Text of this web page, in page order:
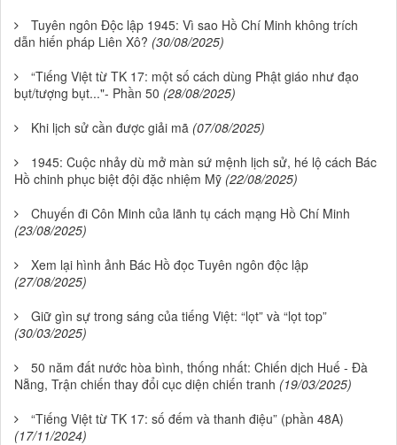
Tuyên ngôn Độc lập 1945: Vì sao Hồ Chí Minh không trích
dẫn hiến pháp Liên Xô? (30/08/2025)
“Tiếng Việt từ TK 17: một số cách dùng Phật giáo như đạo
bụt/tượng bụt..."- Phần 50 (28/08/2025)
Khi lịch sử cần được giải mã (07/08/2025)
1945: Cuộc nhảy dù mở màn sứ mệnh lịch sử, hé lộ cách Bác
Hồ chinh phục biệt đội đặc nhiệm Mỹ (22/08/2025)
Chuyến đi Côn Minh của lãnh tụ cách mạng Hồ Chí Minh
(23/08/2025)
Xem lại hình ảnh Bác Hồ đọc Tuyên ngôn độc lập
(27/08/2025)
Giữ gìn sự trong sáng của tiếng Việt: “lọt” và “lọt top”
(30/03/2025)
50 năm đất nước hòa bình, thống nhất: Chiến dịch Huế - Đà
Nẵng, Trận chiến thay đổi cục diện chiến tranh (19/03/2025)
“Tiếng Việt từ TK 17: số đếm và thanh điệu” (phần 48A)
(17/11/2024)